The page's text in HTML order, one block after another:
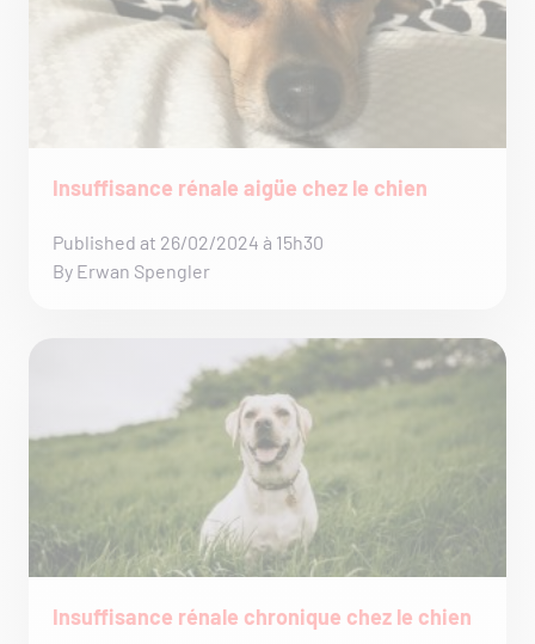
Insuffisance rénale aigüe chez le chien
Published at 26/02/2024 à 15h30
By Erwan Spengler
Insuffisance rénale chronique chez le chien